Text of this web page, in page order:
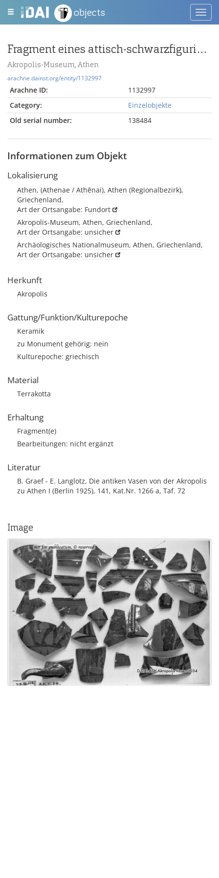
objects
Fragment eines attisch-schwarzfigurigen Skyphos mit männlichem Oberkörper
Akropolis-Museum, Athen
arachne.dainst.org/entity/1132997
Arachne ID:
1132997
Category:
Einzelobjekte
Old serial number:
138484
Informationen zum Objekt
Lokalisierung
Athen, (Athenae / Athēnai), Athen (Regionalbezirk),
Griechenland,
Art der Ortsangabe: Fundort
Akropolis-Museum, Athen, Griechenland,
Art der Ortsangabe: unsicher
Archäologisches Nationalmuseum, Athen, Griechenland,
Art der Ortsangabe: unsicher
Herkunft
Akropolis
Gattung/Funktion/Kulturepoche
Keramik
zu Monument gehörig: nein
Kulturepoche: griechisch
Material
Terrakotta
Erhaltung
Fragment(e)
Bearbeitungen: nicht ergänzt
Literatur
B. Graef - E. Langlotz, Die antiken Vasen von der Akropolis
zu Athen I (Berlin 1925), 141, Kat.Nr. 1266 a, Taf. 72
Image